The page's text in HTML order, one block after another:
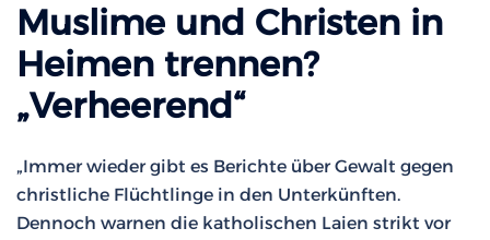
Muslime und Christen in
Heimen trennen?
„Verheerend“
„Immer wieder gibt es Berichte über Gewalt gegen
christliche Flüchtlinge in den Unterkünften.
Dennoch warnen die katholischen Laien strikt vor